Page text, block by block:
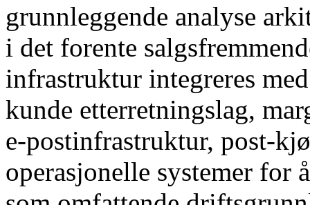
grunnleggende analyse
i det forente
infrastruktur integreres
kunde etterretningslag,
e-postinfrastruktur, post-
operasjonelle systemer for